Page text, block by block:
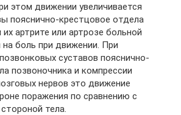
этом движении увеличивается
пояснично-крестцовое отдела
артрите или артрозе больной
боль при движении. При
суставов пояснично-
позвоночника и компрессии
нервов это движение
поражения по сравнению с
тела.